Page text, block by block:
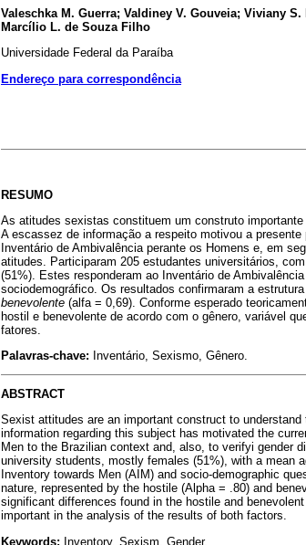
Valeschka M. Guerra; Valdiney V. Gouveia; Viviany
Marcílio L. de Souza Filho
Universidade Federal da Paraíba
Endereço para correspondência
RESUMO
As atitudes sexistas constituem um construto
A escassez de informação a respeito motivou a
Inventário de Ambivalência perante os Homens e, em
atitudes. Participaram 205 estudantes universitários,
(51%). Estes responderam ao Inventário de
sociodemográfico. Os resultados confirmaram a
benevolente (alfa = 0,69). Conforme esperado
hostil e benevolente de acordo com o gênero, variável
fatores.
Palavras-chave: Inventário, Sexismo, Gênero.
ABSTRACT
Sexist attitudes are an important construct to
information regarding this subject has motivated the
Men to the Brazilian context and, also, to verifyi gender
university students, mostly females (51%), with a mean
Inventory towards Men (AIM) and socio-demographic
nature, represented by the hostile (Alpha = .80) and
significant differences found in the hostile and
important in the analysis of the results of both factors.
Keywords: Inventory, Sexism, Gender.